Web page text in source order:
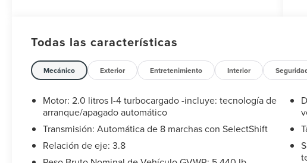
CARFAX One-Owner. Clean CARFAX.
Agate Black Metallic 2019 Lincoln Nautilus Select 2.0L
Turbocharged FWD Lincoln Select Certification Details:
* 139 Point Inspection
* Roadside Assistance
* Vehicle History
* Warranty Deductible: $100
Todas las características
Mecánico Exterior Entretenimiento Interior
Motor: 2.0 litros I-4 turbocargado -incluye: tecnología de
arranque/apagado automático
Transmisión: Automática de 8 marchas con SelectShift
Relación de eje: 3.8